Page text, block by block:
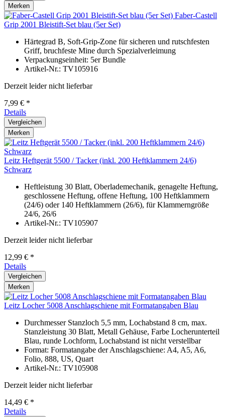
Merken
Faber-Castell
Grip 2001 Bleistift-Set blau (5er Set)
Härtegrad B, Soft-Grip-Zone für sicheren und rutschfesten
Griff, bruchfeste Mine durch Spezialverleimung
Verpackungseinheit: 5er Bundle
Artikel-Nr.: TV105916
Derzeit leider nicht lieferbar
7,99 € *
Details
Vergleichen
Merken
Leitz Heftgerät 5500 / Tacker (inkl. 200 Heftklammern 24/6)
Schwarz
Heftleistung 30 Blatt, Oberlademechanik, genagelte Heftung,
geschlossene Heftung, offene Heftung, 100 Heftklammern
(24/6) oder 140 Heftklammern (26/6), für Klammerngröße
24/6, 26/6
Artikel-Nr.: TV105907
Derzeit leider nicht lieferbar
12,99 € *
Details
Vergleichen
Merken
Leitz Locher 5008 Anschlagschiene mit Formatangaben Blau
Durchmesser Stanzloch 5,5 mm, Lochabstand 8 cm, max.
Stanzleistung 30 Blatt, Metall Gehäuse, Farbe Locherunterteil
Blau, runde Lochform, Lochabstand ist nicht verstellbar
Format: Formatangabe der Anschlagschiene: A4, A5, A6,
Folio, 888, US, Quart
Artikel-Nr.: TV105908
Derzeit leider nicht lieferbar
14,49 € *
Details